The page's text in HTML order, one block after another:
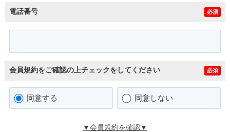
電話番号 必須
会員規約をご確認の上チェックをしてください 必須
同意する 同意しない
▼会員規約を確認▼